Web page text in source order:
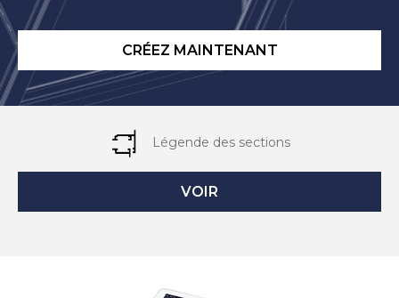
CRÉEZ MAINTENANT
Légende des sections
VOIR